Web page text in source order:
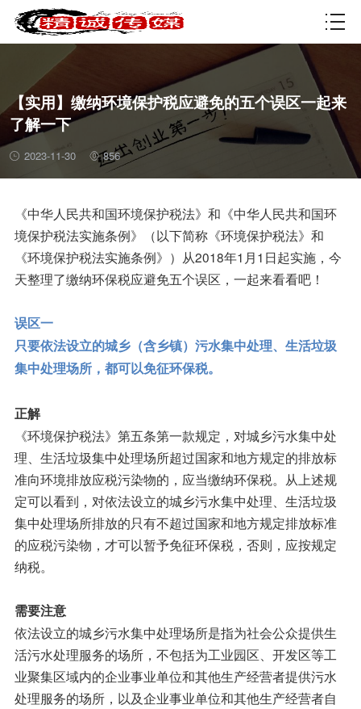
资质许可
【实用】缴纳环境保护税应避免的五个误区一起来
了解一下
2023-11-30 856
《中华人民共和国环境保护税法》和《中华人民共和国环
境保护税法实施条例》（以下简称《环境保护税法》和
《环境保护税法实施条例》）从2018年1月1日起实施，今
天整理了缴纳环保税应避免五个误区，一起来看看吧！
误区一
只要依法设立的城乡（含乡镇）污水集中处理、生活垃圾
集中处理场所，都可以免征环保税。
正解
《环境保护税法》第五条第一款规定，对城乡污水集中处
理、生活垃圾集中处理场所超过国家和地方规定的排放标
准向环境排放应税污染物的，应当缴纳环保税。从上述规
定可以看到，对依法设立的城乡污水集中处理、生活垃圾
集中处理场所排放的只有不超过国家和地方规定排放标准
的应税污染物，才可以暂予免征环保税，否则，应按规定
纳税。
需要注意
依法设立的城乡污水集中处理场所是指为社会公众提供生
活污水处理服务的场所，不包括为工业园区、开发区等工
业聚集区域内的企业事业单位和其他生产经营者提供污水
处理服务的场所，以及企业事业单位和其他生产经营者自